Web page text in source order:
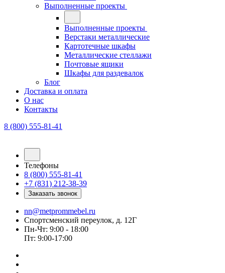
Выполненные проекты
Выполненные проекты
Верстаки металлические
Картотечные шкафы
Металлические стеллажи
Почтовые ящики
Шкафы для раздевалок
Блог
Доставка и оплата
О нас
Контакты
8 (800) 555-81-41
Телефоны
8 (800) 555-81-41
+7 (831) 212-38-39
Заказать звонок
nn@metprommebel.ru
Спортсменский переулок, д. 12Г
Пн-Чт: 9:00 - 18:00
Пт: 9:00-17:00